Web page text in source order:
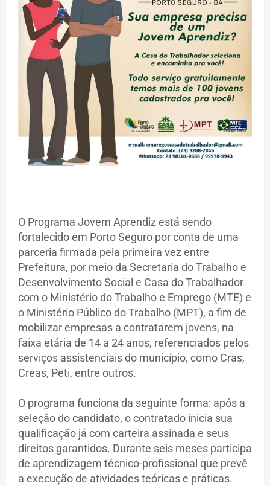
O Programa Jovem Aprendiz está sendo
fortalecido em Porto Seguro por conta de uma
parceria firmada pela primeira vez entre
Prefeitura, por meio da Secretaria do Trabalho e
Desenvolvimento Social e Casa do Trabalhador
com o Ministério do Trabalho e Emprego (MTE) e
o Ministério Público do Trabalho (MPT), a fim de
mobilizar empresas a contratarem jovens, na
faixa etária de 14 a 24 anos, referenciados pelos
serviços assistenciais do município, como Cras,
Creas, Peti, entre outros.
O programa funciona da seguinte forma: após a
seleção do candidato, o contratado inicia sua
qualificação já com carteira assinada e seus
direitos garantidos. Durante seis meses participa
de aprendizagem técnico-profissional que prevê
a execução de atividades teóricas e práticas.